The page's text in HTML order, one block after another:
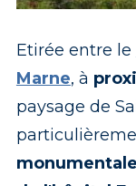
Etirée entre le
Marne, à
paysage de